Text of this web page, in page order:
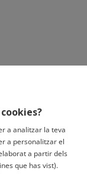
a analitzar la teva
a personalitzar el
a partir dels
que has vist).